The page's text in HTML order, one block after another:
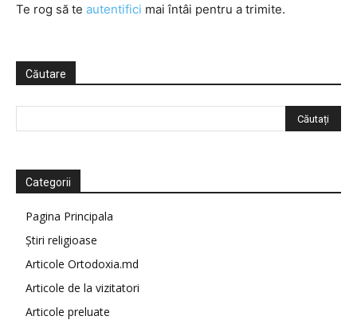
Te rog să te autentifici mai întâi pentru a trimite.
Căutare
Categorii
Pagina Principala
Știri religioase
Articole Ortodoxia.md
Articole de la vizitatori
Articole preluate